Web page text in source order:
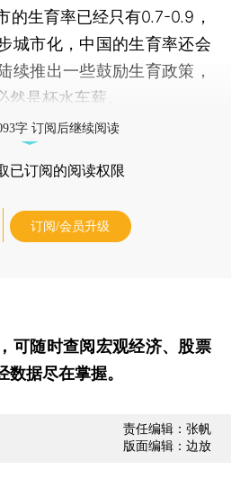
的生育率已经只有0.7-0.9，
城市化，中国的生育率还会
续推出一些鼓励生育政策，
是杯水车薪。
字 订阅后继续阅读
已订阅的阅读权限
订阅/会员升级
，可随时查阅宏观经济、股票
据尽在掌握。
责任编辑：张帆
版面编辑：边放